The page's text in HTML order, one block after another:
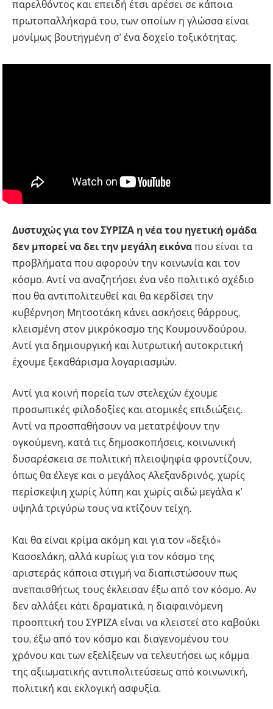
παρελθόντος και επειδή έτσι αρέσει σε κάποια
πρωτοπαλλήκαρά του, των οποίων η γλώσσα είναι
μονίμως βουτηγμένη σ’ ένα δοχείο τοξικότητας.
Δυστυχώς για τον ΣΥΡΙΖΑ η νέα του ηγετική ομάδα
δεν μπορεί να δει την μεγάλη εικόνα που είναι τα
προβλήματα που αφορούν την κοινωνία και τον
κόσμο. Αντί να αναζητήσει ένα νέο πολιτικό σχέδιο
που θα αντιπολιτευθεί και θα κερδίσει την
κυβέρνηση Μητσοτάκη κάνει ασκήσεις θάρρους,
κλεισμένη στον μικρόκοσμο της Κουμουνδούρου.
Αντί για δημιουργική και λυτρωτική αυτοκριτική
έχουμε ξεκαθάρισμα λογαριασμών.
Αντί για κοινή πορεία των στελεχών έχουμε
προσωπικές φιλοδοξίες και ατομικές επιδιώξεις.
Αντί να προσπαθήσουν να μετατρέψουν την
ογκούμενη, κατά τις δημοσκοπήσεις, κοινωνική
δυσαρέσκεια σε πολιτική πλειοψηφία φροντίζουν,
όπως θα έλεγε και ο μεγάλος Αλεξανδρινός, χωρίς
περίσκεψιη χωρίς λύπη και χωρίς αιδώ μεγάλα κ’
υψηλά τριγύρω τους να κτίζουν τείχη.
Και θα είναι κρίμα ακόμη και για τον «δεξιό»
Κασσελάκη, αλλά κυρίως για τον κόσμο της
αριστεράς κάποια στιγμή να διαπιστώσουν πως
ανεπαισθήτως τους έκλεισαν έξω από τον κόσμο. Αν
δεν αλλάξει κάτι δραματικά, η διαφαινόμενη
προοπτική του ΣΥΡΙΖΑ είναι να κλειστεί στο καβούκι
του, έξω από τον κόσμο και διαγενομένου του
χρόνου και των εξελίξεων να τελευτήσει ως κόμμα
της αξιωματικής αντιπολιτεύσεως από κοινωνική,
πολιτική και εκλογική ασφυξία.